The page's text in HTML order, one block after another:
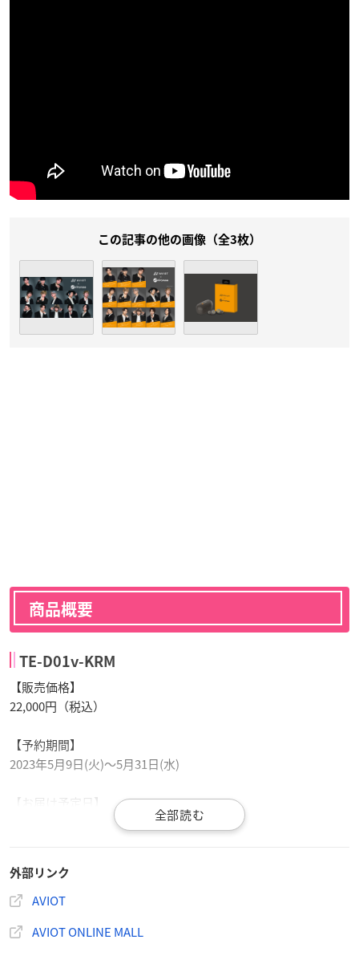
この記事の他の画像（全3枚）
商品概要
TE-D01v-KRM
【販売価格】
22,000円（税込）
【予約期間】
2023年5月9日(火)〜5月31日(水)
【お届け予定日】
AVIOT ONLINE MALL
・ドライバー：φ10mmダイナミック型
外部リンク
AVIOT
AVIOT ONLINE MALL